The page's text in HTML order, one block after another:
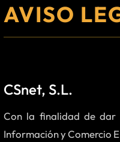
AVISO
CSnet, S.L.
Con la finalidad de dar
Información y Comercio